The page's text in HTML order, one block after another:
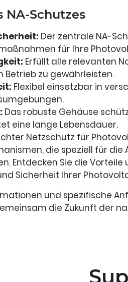
NA-Schutzes
Der zentrale NA-
für Ihre
Erfüllt alle relevanten
Betrieb zu gewährleisten.
Flexibel einsetzbar in
Das robuste Gehäuse
eine lange Lebensdauer.
Netzschutz für
die speziell für
Entdecken Sie die
Sicherheit Ihrer
und spezifische
die Zukunft der